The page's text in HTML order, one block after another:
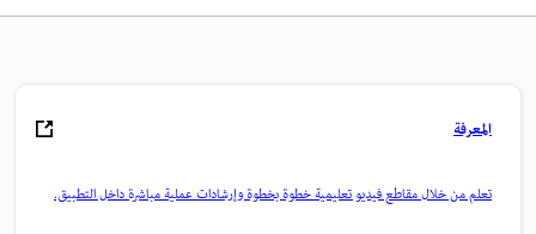
المعرفة
تعلم من خلال مقاطع فيديو تعليمية خطوة بخطوة وإرشادات عملية مباشرة داخل التطبيق.